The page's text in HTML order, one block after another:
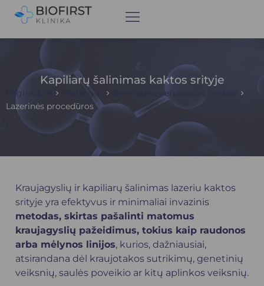
Kapiliarų šalinimas kaktos srityje
Pagrindinis Paslaugos
Dermatovenerologijos centras
Lazerinės procedūros
Kraujagyslių ir kapiliarų šalinimas lazeriu kaktos
srityje yra efektyvus ir minimaliai invazinis
metodas, skirtas pašalinti matomus
kraujagyslių pažeidimus, tokius kaip raudonos
arba mėlynos linijos, kurios, dažniausiai,
atsirandana dėl kraujotakos sutrikimų, genetinių
veiksnių, saulės poveikio ar kitų aplinkos veiksnių.